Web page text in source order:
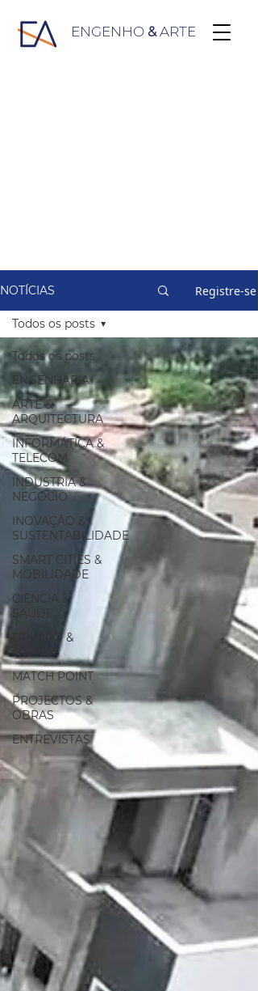
ENGENHO &ARTE
NOTÍCIAS Registre-se
Todos os posts
ENGENHARIA
ARTE &
ARQUITECTURA
INFORMÁTICA &
TELECOM
INDUSTRIA &
NEGÓCIO
INOVAÇÃO &
SUSTENTABILIDADE
SMART CITIES &
MOBILIDADE
CIÊNCIA &
SAÚDE
OPINIÃO &
TRENDS
MATCH POINT
PROJECTOS &
OBRAS
ENTREVISTAS
Todos os posts